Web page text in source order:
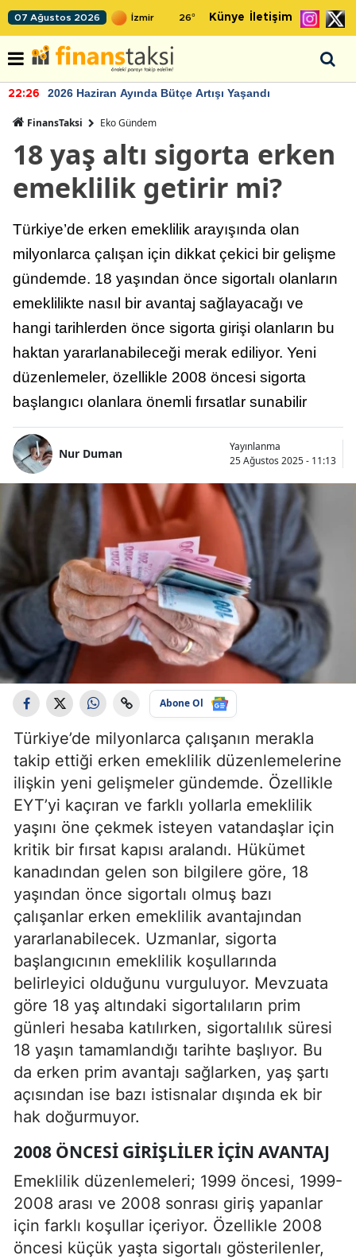
07 Ağustos 2026 26° Künye İletişim
22:26 2026 Haziran Ayında Bütçe Artışı Yaşandı
FinansTaksi Eko Gündem
18 yaş altı sigorta erken
emeklilik getirir mi?
Türkiye’de erken emeklilik arayışında olan
milyonlarca çalışan için dikkat çekici bir gelişme
gündemde. 18 yaşından önce sigortalı olanların
emeklilikte nasıl bir avantaj sağlayacağı ve
hangi tarihlerden önce sigorta girişi olanların bu
haktan yararlanabileceği merak ediliyor. Yeni
düzenlemeler, özellikle 2008 öncesi sigorta
başlangıcı olanlara önemli fırsatlar sunabilir
Nur Duman
Yayınlanma
25 Ağustos 2025 - 11:13
Abone Ol
Türkiye’de milyonlarca çalışanın merakla
takip ettiği erken emeklilik düzenlemelerine
ilişkin yeni gelişmeler gündemde. Özellikle
EYT’yi kaçıran ve farklı yollarla emeklilik
yaşını öne çekmek isteyen vatandaşlar için
kritik bir fırsat kapısı aralandı. Hükümet
kanadından gelen son bilgilere göre, 18
yaşından önce sigortalı olmuş bazı
çalışanlar erken emeklilik avantajından
yararlanabilecek. Uzmanlar, sigorta
başlangıcının emeklilik koşullarında
belirleyici olduğunu vurguluyor. Mevzuata
göre 18 yaş altındaki sigortalıların prim
günleri hesaba katılırken, sigortalılık süresi
18 yaşın tamamlandığı tarihte başlıyor. Bu
da erken prim avantajı sağlarken, yaş şartı
açısından ise bazı istisnalar dışında ek bir
hak doğurmuyor.
2008 ÖNCESI GIRIŞLILER İÇIN AVANTAJ
Emeklilik düzenlemeleri; 1999 öncesi, 1999-
2008 arası ve 2008 sonrası giriş yapanlar
için farklı koşullar içeriyor. Özellikle 2008
öncesi küçük yaşta sigortalı gösterilenler,